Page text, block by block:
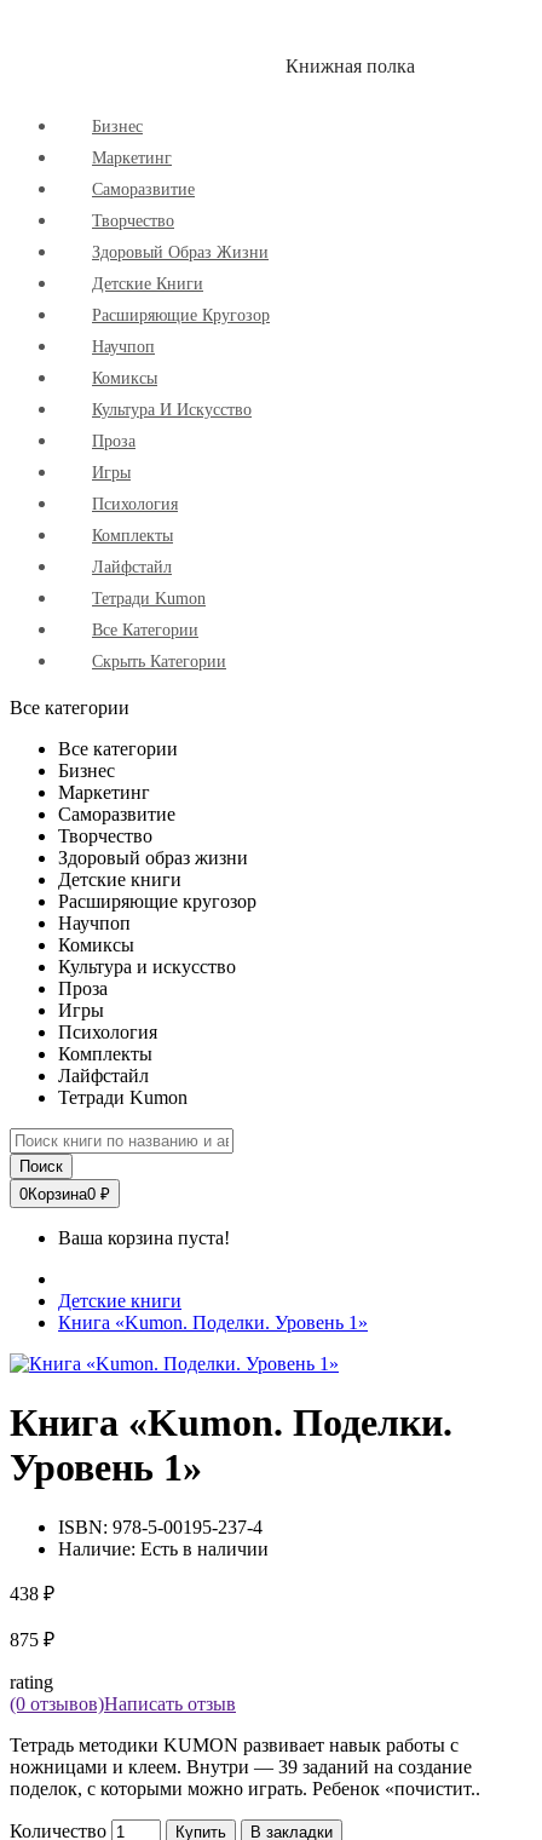
Книжная полка
Бизнес
Маркетинг
Cаморазвитие
Творчество
Здоровый Образ Жизни
Детские Книги
Расширяющие Кругозор
Научпоп
Комиксы
Культура И Искусство
Проза
Игры
Психология
Комплекты
Лайфстайл
Тетради Kumon
Все Категории
Скрыть Категории
Все категории
Все категории
Бизнес
Маркетинг
Саморазвитие
Творчество
Здоровый образ жизни
Детские книги
Расширяющие кругозор
Научпоп
Комиксы
Культура и искусство
Проза
Игры
Психология
Комплекты
Лайфстайл
Тетради Kumon
Поиск
0Корзина0 ₽
Ваша корзина пуста!
Детские книги
Книга «Kumon. Поделки. Уровень 1»
Книга «Kumon. Поделки.
Уровень 1»
ISBN: 978-5-00195-237-4
Наличие: Есть в наличии
438 ₽
875 ₽
rating
(0 отзывов)Написать отзыв
Тетрадь методики KUMON развивает навык работы с
ножницами и клеем. Внутри — 39 заданий на создание
поделок, с которыми можно играть. Ребенок «почистит..
Количество Купить В закладки